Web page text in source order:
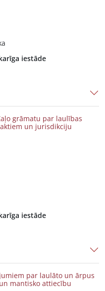
iestāde
grāmatu par laulības
un jurisdikciju
iestāde
par laulāto un ārpus
mantisko attiecību